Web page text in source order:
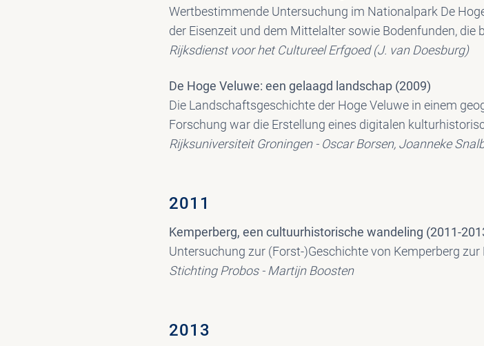
Wertbestimmende Untersuchung im Nationalpark De
der Eisenzeit und dem Mittelalter sowie Bodenfunden, die
Rijksdienst voor het Cultureel Erfgoed (J. van Doesburg)
De Hoge Veluwe: een gelaagd landschap (2009)
Die Landschaftsgeschichte der Hoge Veluwe in einem
Forschung war die Erstellung eines digitalen
Rijksuniversiteit Groningen - Oscar Borsen, Joanneke
2011
Kemperberg, een cultuurhistorische wandeling (2011-
Untersuchung zur (Forst-)Geschichte von Kemperberg
Stichting Probos - Martijn Boosten
2013